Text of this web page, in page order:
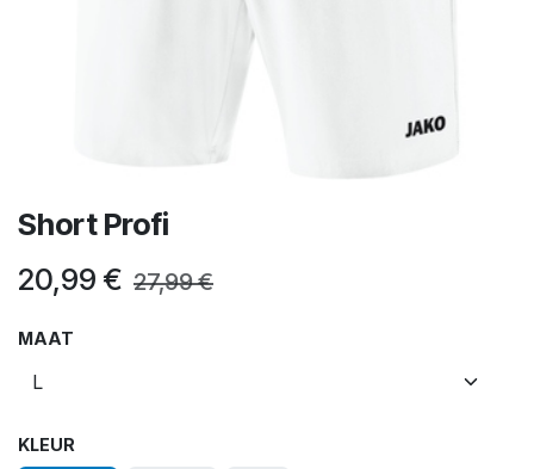
Short Profi
20,99 € 27,99€
MAAT
KLEUR